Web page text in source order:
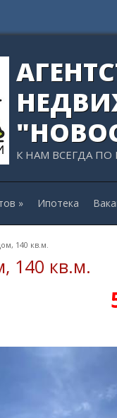
К НАМ ВСЕГДА ПО
» Ипотека
140 кв.м.
140 кв.м.